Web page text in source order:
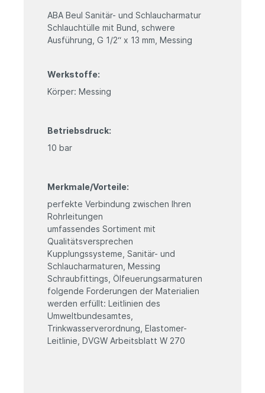
ABA Beul Sanitär- und Schlaucharmatur
Schlauchtülle mit Bund, schwere
Ausführung, G 1/2“ x 13 mm, Messing
Werkstoffe:
Körper: Messing
Betriebsdruck:
10 bar
Merkmale/Vorteile:
perfekte Verbindung zwischen Ihren
Rohrleitungen
umfassendes Sortiment mit
Qualitätsversprechen
Kupplungssysteme, Sanitär- und
Schlaucharmaturen, Messing
Schraubfittings, Ölfeuerungsarmaturen
folgende Forderungen der Materialien
werden erfüllt: Leitlinien des
Umweltbundesamtes,
Trinkwasserverordnung, Elastomer-
Leitlinie, DVGW Arbeitsblatt W 270